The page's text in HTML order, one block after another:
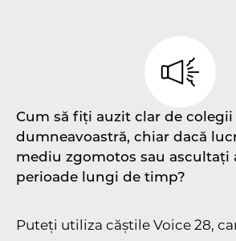
Cum să fiți auzit clar de
dumneavoastră, chiar dacă
mediu zgomotos sau ascultați
perioade lungi de timp?
Puteți utiliza căștile Voice 28,